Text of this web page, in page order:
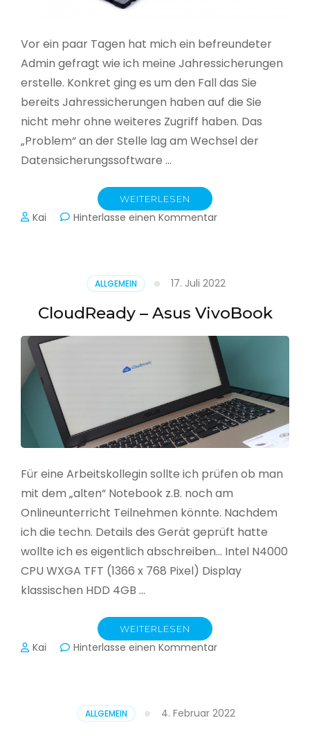
Vor ein paar Tagen hat mich ein befreundeter
Admin gefragt wie ich meine Jahressicherungen
erstelle. Konkret ging es um den Fall das Sie
bereits Jahressicherungen haben auf die Sie
nicht mehr ohne weiteres Zugriff haben. Das
„Problem“ an der Stelle lag am Wechsel der
Datensicherungssoftware …
WEITERLESEN
Kai Hinterlasse einen Kommentarzu
Jahressicherung
ALLGEMEIN 17. Juli 2022
CloudReady – Asus VivoBook
Für eine Arbeitskollegin sollte ich prüfen ob man
mit dem „alten“ Notebook z.B. noch am
Onlineunterricht Teilnehmen könnte. Nachdem
ich die techn. Details des Gerät geprüft hatte
wollte ich es eigentlich abschreiben… Intel N4000
CPU WXGA TFT (1366 x 768 Pixel) Display
klassischen HDD 4GB …
WEITERLESEN
Kai Hinterlasse einen Kommentarzu
ALLGEMEIN 4. Februar 2022